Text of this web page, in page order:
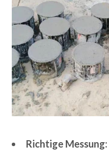
Richtige Messung: